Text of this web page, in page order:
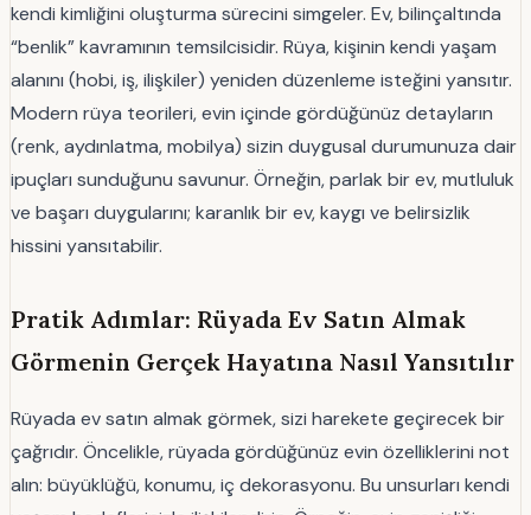
kendi kimliğini oluşturma sürecini simgeler. Ev, bilinçaltında
“benlik” kavramının temsilcisidir. Rüya, kişinin kendi yaşam
alanını (hobi, iş, ilişkiler) yeniden düzenleme isteğini yansıtır.
Modern rüya teorileri, evin içinde gördüğünüz detayların
(renk, aydınlatma, mobilya) sizin duygusal durumunuza dair
ipuçları sunduğunu savunur. Örneğin, parlak bir ev, mutluluk
ve başarı duygularını; karanlık bir ev, kaygı ve belirsizlik
hissini yansıtabilir.
Pratik Adımlar: Rüyada Ev Satın Almak
Görmenin Gerçek Hayatına Nasıl Yansıtılır
Rüyada ev satın almak görmek, sizi harekete geçirecek bir
çağrıdır. Öncelikle, rüyada gördüğünüz evin özelliklerini not
alın: büyüklüğü, konumu, iç dekorasyonu. Bu unsurları kendi